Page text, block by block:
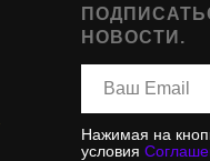
НОВОСТИ.
Нажимая на
условия